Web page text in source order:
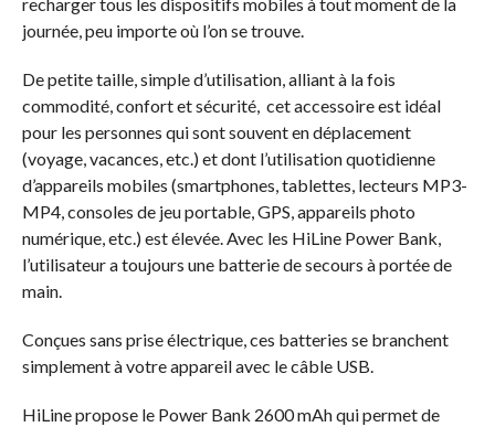
journée, peu importe où l’on se trouve.
De petite taille, simple d’utilisation, alliant à la fois
commodité, confort et sécurité, cet accessoire est idéal
pour les personnes qui sont souvent en déplacement
(voyage, vacances, etc.) et dont l’utilisation quotidienne
d’appareils mobiles (smartphones, tablettes, lecteurs MP3-
MP4, consoles de jeu portable, GPS, appareils photo
numérique, etc.) est élevée. Avec les HiLine Power Bank,
l’utilisateur a toujours une batterie de secours à portée de
main.
Conçues sans prise électrique, ces batteries se branchent
simplement à votre appareil avec le câble USB.
HiLine propose le Power Bank 2600 mAh qui permet de